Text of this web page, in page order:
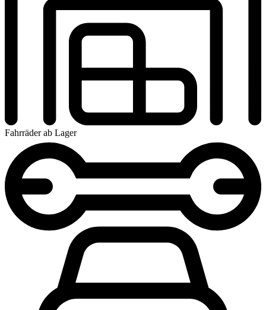
Fahrräder ab Lager